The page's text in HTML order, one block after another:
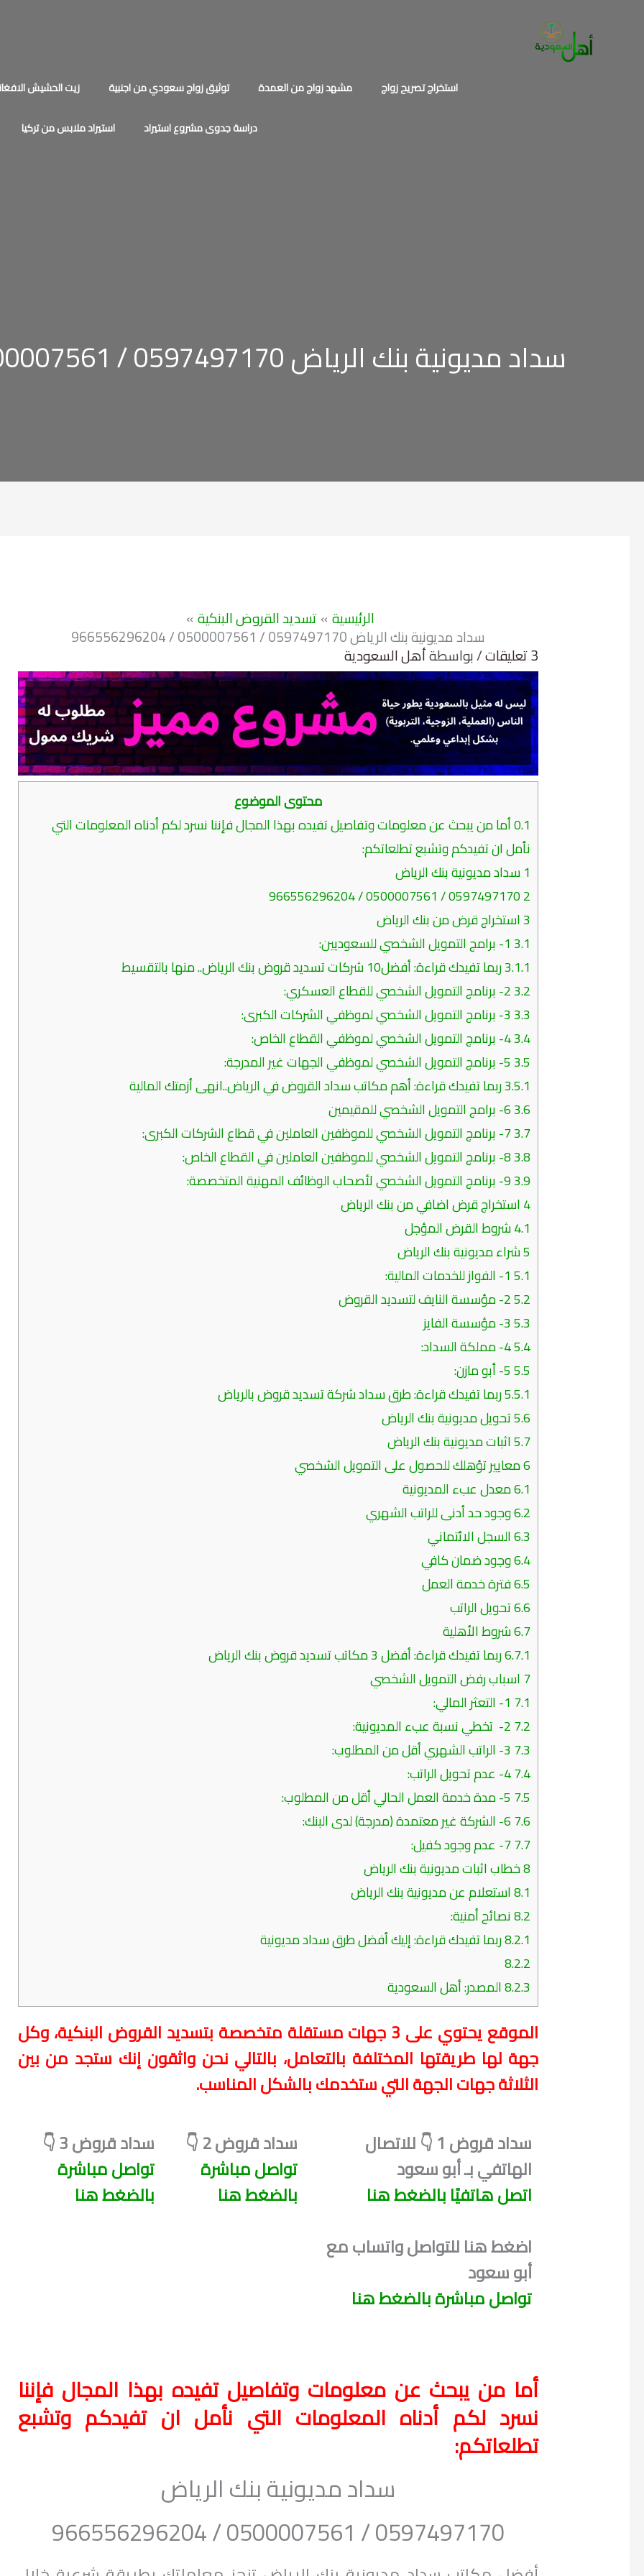
استخراج تصريح زواج مشهد زواج من العمدة توثيق زواج سعودي من اجنبية زيت الحشيش
دراسة جدوى مشروع استيراد استيراد ملابس من تركيا
سداد مديونية بنك الرياض 0597497170 / 0500007561 / 966556296204
الرئيسية تسديد القروض البنكية
سداد مديونية بنك الرياض 0597497170 / 0500007561 / 966556296204
3 تعليقات / بواسطةأهل السعودية
محتوى الموضوع
0.1أما من يبحث عن معلومات وتفاصيل تفيده بهذا المجال فإننا نسرد لكم أدناه المعلومات التي
نأمل ان تفيدكم وتشبع تطلعاتكم:
1سداد مديونية بنك الرياض
2
3استخراج قرض من بنك الرياض
3.11- برامج التمويل الشخصي للسعوديين:
3.1.1ربما تفيدك قراءة: أفضل10 شركات تسديد قروض بنك الرياض.. منها بالتقسيط
3.22- برنامج التمويل الشخصي للقطاع العسكري:
3.33- برنامج التمويل الشخصي لموظفي الشركات الكبرى:
3.44- برنامج التمويل الشخصي لموظفي القطاع الخاص:
3.55- برنامج التمويل الشخصي لموظفي الجهات غير المدرجة:
3.5.1ربما تفيدك قراءة: أهم مكاتب سداد القروض في الرياض..انهى أزمتك المالية
3.66- برامج التمويل الشخصي للمقيمين
3.77- برنامج التمويل الشخصي للموظفين العاملين في قطاع الشركات الكبرى:
3.88- برنامج التمويل الشخصي للموظفين العاملين في القطاع الخاص:
3.99- برنامج التمويل الشخصي لأصحاب الوظائف المهنية المتخصصة:
4استخراج قرض اضافي من بنك الرياض
4.1شروط القرض المؤجل
5شراء مديونية بنك الرياض
5.11- الفواز للخدمات المالية:
5.22- مؤسسة النايف لتسديد القروض
5.33- مؤسسة الفايز
5.44- مملكة السداد:
5.55- أبو مازن:
5.5.1ربما تفيدك قراءة: طرق سداد شركة تسديد قروض بالرياض
5.6تحويل مديونية بنك الرياض
5.7اثبات مديونية بنك الرياض
6معايير تؤهلك للحصول على التمويل الشخصي
6.1معدل عبء المديونية
6.2وجود حد أدنى للراتب الشهري
6.3السجل الائتماني
6.4وجود ضمان كافي
6.5فترة خدمة العمل
6.6تحويل الراتب
6.7شروط الأهلية
6.7.1ربما تفيدك قراءة: أفضل 3 مكاتب تسديد قروض بنك الرياض
7اسباب رفض التمويل الشخصي
7.1
7.2
7.3
7.4
7.5
7.6
7.7
8خطاب اثبات مديونية بنك الرياض
8.1استعلام عن مديونية بنك الرياض
8.2نصائح أمنية:
8.2.1ربما تفيدك قراءة: إليك أفضل طرق سداد مديونية
8.2.2
8.2.3المصدر: أهل السعودية
الموقع يحتوي على 3 جهات مستقلة متخصصة بتسديد القروض البنكية، وكل
جهة لها طريقتها المختلفة بالتعامل، بالتالي نحن واثقون إنك ستجد من بين
الثلاثة جهات الجهة التي ستخدمك بالشكل المناسب.
سداد قروض 1 👇 للاتصال
الهاتفي بـ أبو سعود
اتصل هاتفيًا بالضغط هنا
اضغط هنا للتواصل واتساب مع
أبو سعود
تواصل مباشرة بالضغط هنا
سداد قروض 2 👇
تواصل مباشرة
بالضغط هنا
سداد قروض 3 👇
تواصل مباشرة
بالضغط هنا
أما من يبحث عن معلومات وتفاصيل تفيده بهذا المجال فإننا
نسرد لكم أدناه المعلومات التي نأمل ان تفيدكم وتشبع
تطلعاتكم:
سداد مديونية بنك الرياض
0597497170 / 0500007561 / 966556296204